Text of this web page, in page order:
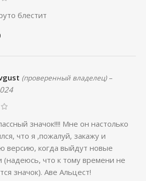
блестит
(проверенный владелец) –
значок!!!! Мне он настолько
что я ,пожалуй, закажу и
версию, когда выйдут новые
(надеюсь, что к тому времени не
значок). Аве Альцест!